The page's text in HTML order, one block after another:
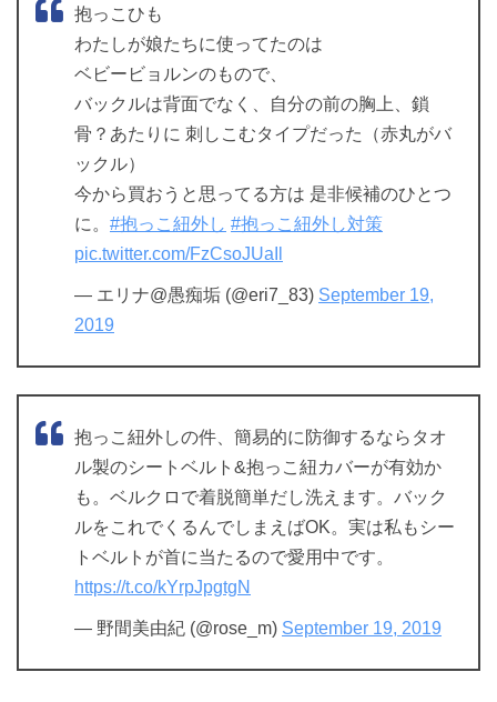
抱っこひも
わたしが娘たちに使ってたのは
ベビービョルンのもので、
バックルは背面でなく、自分の前の胸上、鎖
骨？あたりに 刺しこむタイプだった（赤丸がバ
ックル）
今から買おうと思ってる方は 是非候補のひとつ
に。 #抱っこ紐外し #抱っこ紐外し対策
pic.twitter.com/FzCsoJUaIl
— エリナ@愚痴垢 (@eri7_83) September 19,
2019
抱っこ紐外しの件、簡易的に防御するならタオ
ル製のシートベルト&抱っこ紐カバーが有効か
も。ベルクロで着脱簡単だし洗えます。バック
ルをこれでくるんでしまえばOK。実は私もシー
トベルトが首に当たるので愛用中です。
https://t.co/kYrpJpgtgN
— 野間美由紀 (@rose_m) September 19, 2019